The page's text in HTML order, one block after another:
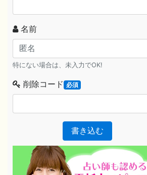
名前
特にない場合は、未入力でOK!
削除コード 必須
書き込む